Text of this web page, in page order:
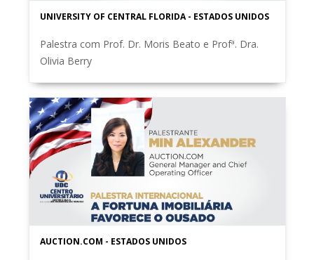
UNIVERSITY OF CENTRAL FLORIDA - ESTADOS UNIDOS
Palestra com Prof. Dr. Moris Beato e Profª. Dra.
Olivia Berry
AUCTION.COM - ESTADOS UNIDOS